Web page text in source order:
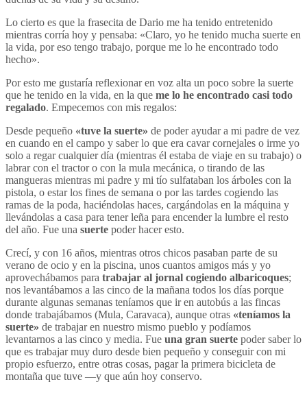
Lo cierto es que la frasecita de Dario me ha tenido entretenido
mientras corría hoy y pensaba: «Claro, yo he tenido mucha suerte en
la vida, por eso tengo trabajo, porque me lo he encontrado todo
hecho».
Por esto me gustaría reflexionar en voz alta un poco sobre la suerte
que he tenido en la vida, en la que me lo he encontrado casi todo
regalado. Empecemos con mis regalos:
Desde pequeño «tuve la suerte» de poderayudar a mi padre de vez
en cuando en el campo y saber lo que era cavar cornejales o irme yo
solo a regar cualquier día (mientras él estaba de viaje en su trabajo) o
labrar con el tractor o con la mula mecánica, o tirando de las
mangueras mientras mi padre y mi tío sulfataban los árboles con la
pistola, o estar los fines de semana o por las tardes cogiendo las
ramas de la poda, haciéndolas haces, cargándolas en la máquina y
llevándolas a casa para tener leña para encender la lumbre el resto
del año. Fue una suerte poder hacer esto.
Crecí, y con 16 años, mientras otros chicos pasaban parte de su
verano de ocio y en la piscina, unos cuantos amigos más y yo
aprovechábamos para trabajar al jornal cogiendo albaricoques;
nos levantábamos a las cinco de la mañana todos los días porque
durante algunas semanas teníamos que ir en autobús a las fincas
donde trabajábamos (Mula, Caravaca), aunque otras «teníamos la
suerte» de trabajar en nuestro mismo pueblo y podíamos
levantarnos a las cinco y media. Fue una gran suerte poder saber lo
que es trabajar muy duro desde bien pequeño y conseguir con mi
propio esfuerzo, entre otras cosas, pagar la primera bicicleta de
montaña que tuve —y que aún hoy conservo.